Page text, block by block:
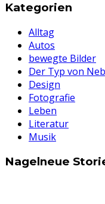
Kategorien
Alltag
Autos
bewegte Bilder
Der Typ von
Design
Fotografie
Leben
Literatur
Musik
Nagelneue